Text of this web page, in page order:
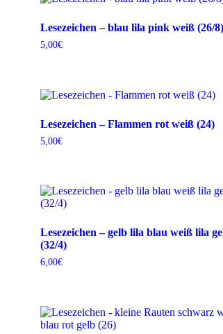
Lesezeichen – blau lila pink weiß (26/8)
5,00€
Lesezeichen – Flammen rot weiß (24)
5,00€
Lesezeichen – gelb lila blau weiß lila
(32/4)
6,00€